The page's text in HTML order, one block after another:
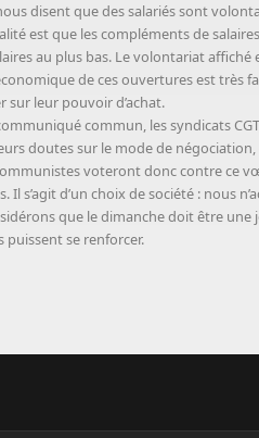
disent que des salariés sont
est que les compléments de
au plus bas. Le volontariat
de ces ouvertures est très
sur leur pouvoir d’achat.
commun, les syndicats
doutes sur le mode de
voteront donc contre ce
Il s’agit d’un choix de société : nous
que le dimanche doit être
puissent se renforcer.